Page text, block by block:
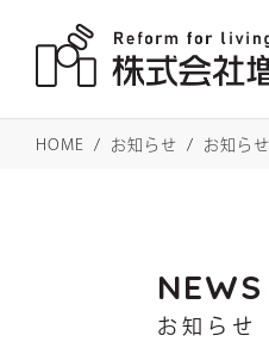
HOME お知らせ お知らせ
NEWS
お知らせ